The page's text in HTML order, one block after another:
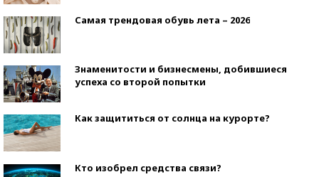
Самая трендовая обувь лета – 2026
Знаменитости и бизнесмены, добившиеся
успеха со второй попытки
Как защититься от солнца на курорте?
Кто изобрел средства связи?